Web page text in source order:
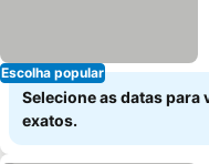
Escolha popular
Selecione as datas para
exatos.